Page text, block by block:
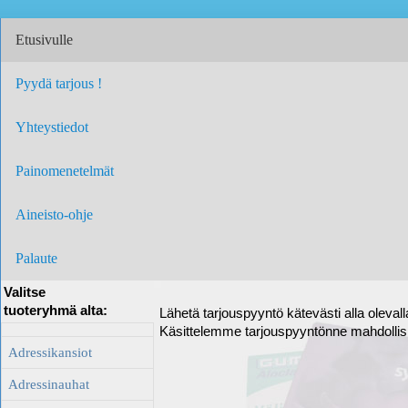
Etusivulle
Pyydä tarjous !
Yhteystiedot
Painomenetelmät
Aineisto-ohje
Palaute
Valitse
tuoteryhmä alta:
Adressikansiot
Adressinauhat
Lähetä tarjouspyyntö kätevästi alla
Käsittelemme tarjouspyyntönne